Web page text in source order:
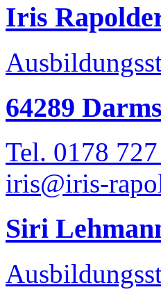
Iris
64289
Tel. 0178
iris@iris-
Siri